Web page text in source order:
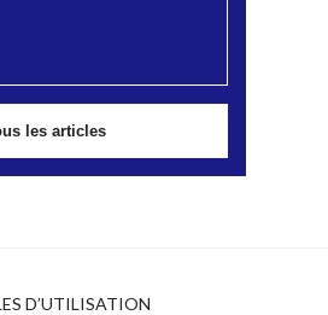
les articles
D’UTILISATION